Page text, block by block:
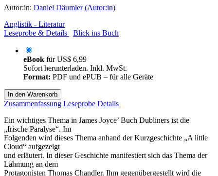
Autor:in: Daniel Däumler (Autor:in)
Anglistik - Literatur
Leseprobe & Details
Blick ins Buch
eBook fürUS$ 6,99
Sofort herunterladen. Inkl. MwSt.
Format: PDF und ePUB – für alle Geräte
In den Warenkorb
Zusammenfassung Leseprobe Details
Ein wichtiges Thema in James Joyce’ Buch Dubliners ist die
„Irische Paralyse“. Im
Folgenden wird dieses Thema anhand der Kurzgeschichte „A little
Cloud“ aufgezeigt
und erläutert. In dieser Geschichte manifestiert sich das Thema der
Lähmung an dem
Protagonisten Thomas Chandler. Ihm gegenübergestellt wird die